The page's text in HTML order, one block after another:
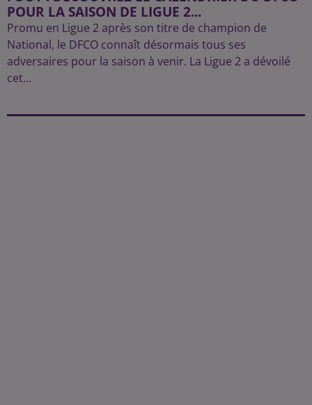
POUR LA SAISON DE LIGUE 2...
Promu en Ligue 2 après son titre de champion de
National, le DFCO connaît désormais tous ses
adversaires pour la saison à venir. La Ligue 2 a dévoilé
cet...